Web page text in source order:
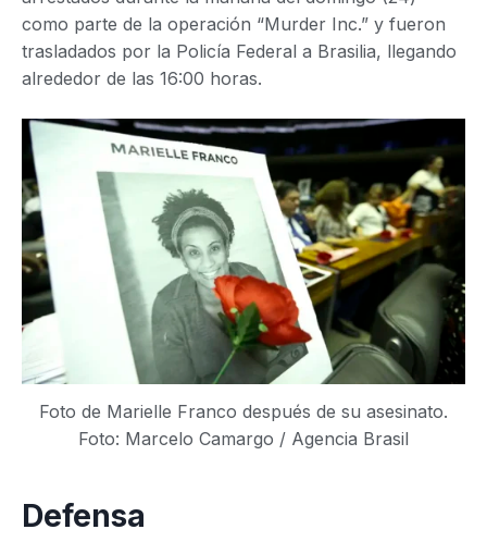
como parte de la operación “Murder Inc.” y fueron
trasladados por la Policía Federal a Brasilia, llegando
alrededor de las 16:00 horas.
Foto de Marielle Franco después de su asesinato.
Foto: Marcelo Camargo / Agencia Brasil
Defensa